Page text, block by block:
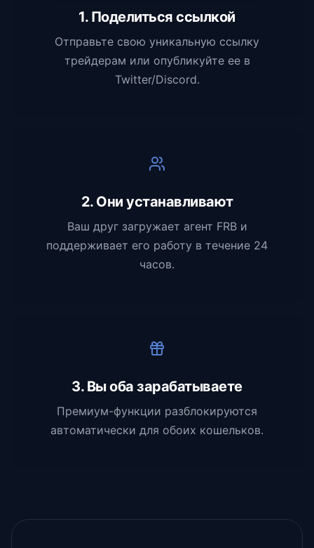
1. Поделиться ссылкой
Отправьте свою уникальную ссылку
трейдерам или опубликуйте ее в
Twitter/Discord.
2. Они устанавливают
Ваш друг загружает агент FRB и
поддерживает его работу в течение 24
часов.
3. Вы оба зарабатываете
Премиум-функции разблокируются
автоматически для обоих кошельков.